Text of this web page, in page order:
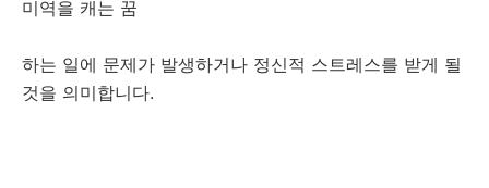
미역을 캐는 꿈
하는 일에 문제가 발생하거나 정신적 스트레스를 받게 될
것을 의미합니다.